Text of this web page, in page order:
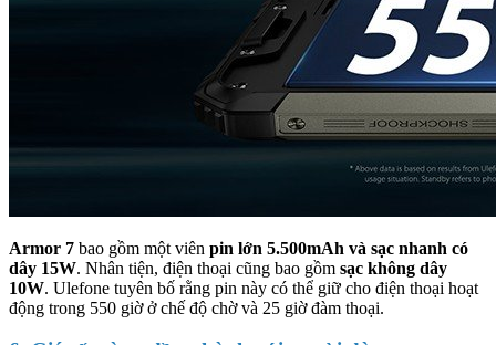
Armor 7 bao gồm một viên pin lớn 5.500mAh và sạc nhanh có
dây 15W. Nhân tiện, điện thoại cũng bao gồm sạc không dây
10W. Ulefone tuyên bố rằng pin này có thể giữ cho điện thoại hoạt
động trong 550 giờ ở chế độ chờ và 25 giờ đàm thoại.